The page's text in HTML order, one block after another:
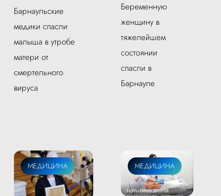
Барнаульские
медики спасли
малыша в утробе
матери от
смертельного
вируса
Беременную
женщину в
тяжелейшем
состоянии
спасли в
Барнауле
МЕДИЦИНА МЕДИЦИНА